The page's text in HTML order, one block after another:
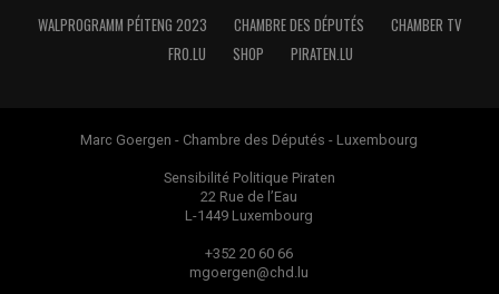
WALPROGRAMM PÉITENG 2023 CHAMBRE DES DÉPUTÉS
CHAMBER TV
FRO.LU
SHOP PIRATEN.LU
Marc Goergen - Chambre des Députés - Luxembourg
Sensibilité Politique Piraten
22 Rue de l’Eau
L-1449 Luxembourg
+352 20 60 66
mgoergen@chd.lu